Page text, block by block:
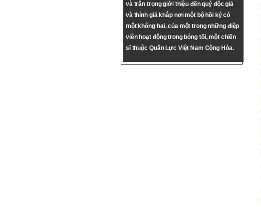
và trân trọng giới thiệu đến quý độc giả
và thính giả khắp nơi một bộ hồi ký có
một không hai, của một trong những điệp
viên hoạt động trong bóng tối, một chiến
sĩ thuộc Quân Lực Việt Nam Cộng Hòa.